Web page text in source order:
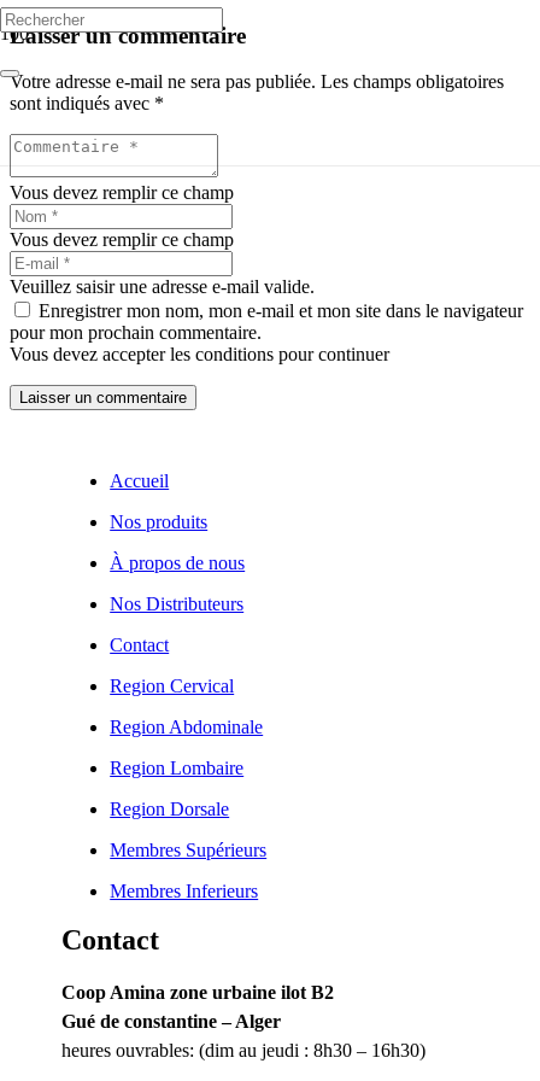
Laisser un commentaire
Votre adresse e-mail ne sera pas publiée. Les champs obligatoires
sont indiqués avec *
Vous devez remplir ce champ
Vous devez remplir ce champ
Veuillez saisir une adresse e-mail valide.
Enregistrer mon nom, mon e-mail et mon site dans le navigateur
pour mon prochain commentaire.
Vous devez accepter les conditions pour continuer
Laisser un commentaire
Accueil
Nos produits
À propos de nous
Nos Distributeurs
Contact
Region Cervical
Region Abdominale
Region Lombaire
Region Dorsale
Membres Supérieurs
Membres Inferieurs
Contact
Coop Amina zone urbaine ilot B2
Gué de constantine – Alger
heures ouvrables: (dim au jeudi : 8h30 – 16h30)